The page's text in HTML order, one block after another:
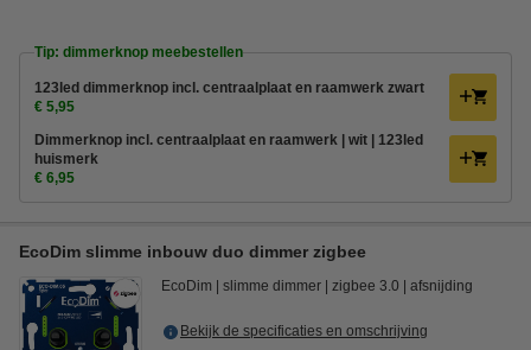
Tip: dimmerknop meebestellen
123led dimmerknop incl. centraalplaat en raamwerk zwart
€ 5,95
Dimmerknop incl. centraalplaat en raamwerk | wit | 123led
huismerk
€ 6,95
EcoDim slimme inbouw duo dimmer zigbee
EcoDim slimme dimmer zigbee 3.0 afsnijding
Bekijk de specificaties en omschrijving